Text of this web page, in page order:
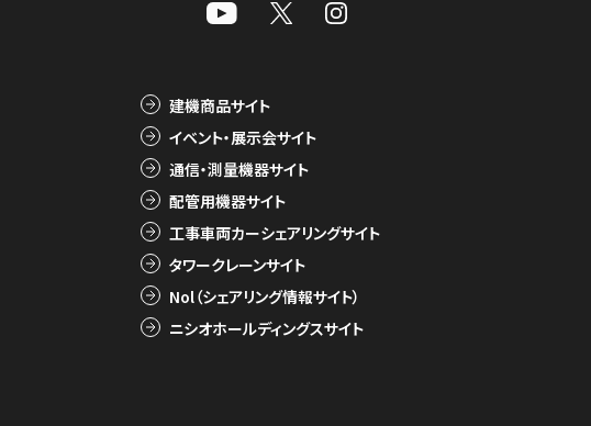
建機商品サイト
イベント・展示会サイト
通信・測量機器サイト
配管用機器サイト
工事車両カーシェアリングサイト
タワークレーンサイト
Nol（シェアリング情報サイト）
ニシオホールディングスサイト